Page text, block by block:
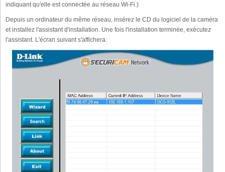
indiquant qu'elle est connectée au réseau Wi-Fi.)
Depuis un ordinateur du même réseau, insérez le CD du logiciel de la caméra
et installez l'assistant d'installation. Une fois l'installation terminée, exécutez
l'assistant. L'écran suivant s'affichera: